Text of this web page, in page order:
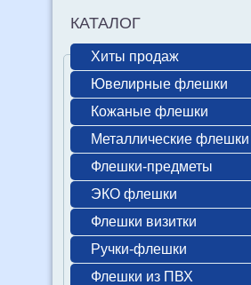
КАТАЛОГ
Хиты продаж
Ювелирные флешки
Кожаные флешки
Металлические флешки
Флешки-предметы
ЭКО флешки
Флешки визитки
Ручки-флешки
Флешки из ПВХ